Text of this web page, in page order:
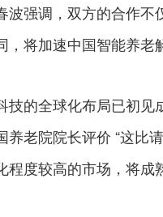
波强调，双方的合作不
，将加速中国智能养老
技的全球化布局已初
养老院院长评价 “这比
程度较高的市场，将成